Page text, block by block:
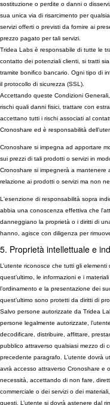
sostituzione o perdite o danni o
sua unica via di risarcimento per
servizi offerti o previsti da fornire ai
prezzo pagato per tali servizi.
Tridea Labs è responsabile di tutte le
contatto dei potenziali clienti, si tratti
tramite bonifico bancario. Ogni tipo di
il protocollo di sicurezza (SSL).
Accettando queste Condizioni
rischi quali danni fisici, trattare con
accettano tutti i rischi associati al
Cronoshare ed è responsabilità
Cronoshare si impegna ad apportare
sui prezzi di tali prodotti o servizi in
Cronoshare si impegnerà a mantenere
relazione ai prodotti o servizi ma non
L'esenzione di responsabilità sopra
abbia una conoscenza effettiva che
danneggiano la proprietà o i diritti di
hanno, agisce con diligenza per
5. Proprietà intellettuale e
L’utente riconosce che tutti gli
quest’ultimo, le informazioni e i
l’ordinamento e la presentazione dei
quest’ultimo sono protetti da diritti di
Salvo persone autorizzate da Tridea
persone legalmente autorizzate,
decodificare, distribuire, affittare,
pubblico attraverso qualsiasi mezzo di
precedente paragrafo. L’utente dovrà
avrà accesso attraverso Cronoshare e
necessità, accettando di non fare,
commerciale o dei servizi o dei
questi. L’utente si dovrà astenere dal